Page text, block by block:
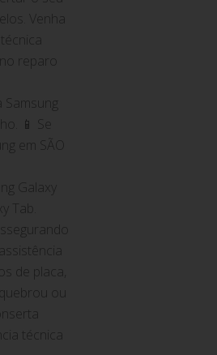
Venha
reparo
📱 Se
em SÃO
Galaxy
Tab.
de placa,
ou
técnica